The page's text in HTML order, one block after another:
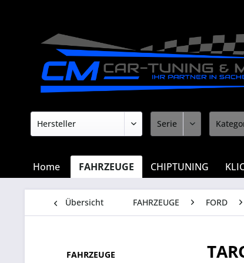
Home FAHRZEUGE CHIPTUNING
Übersicht FAHRZEUGE FORD
FAHRZEUGE